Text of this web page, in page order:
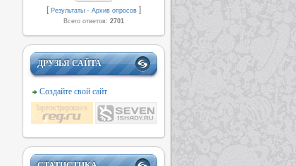
[ Результаты · Архив опросов ]
Всего ответов: 2701
ДРУЗЬЯ САЙТА
Создайте свой сайт